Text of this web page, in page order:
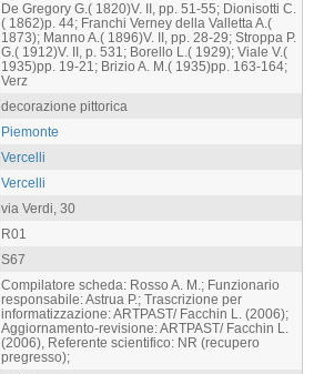
De Gregory G.( 1820)V. II, pp. 51-55; Dionisotti C.
( 1862)p. 44; Franchi Verney della Valletta A.(
1873); Manno A.( 1896)V. II, pp. 28-29; Stroppa P.
G.( 1912)V. II, p. 531; Borello L.( 1929); Viale V.(
1935)pp. 19-21; Brizio A. M.( 1935)pp. 163-164;
Verz
decorazione pittorica
Piemonte
Vercelli
Vercelli
via Verdi, 30
R01
S67
Compilatore scheda: Rosso A. M.; Funzionario
responsabile: Astrua P.; Trascrizione per
informatizzazione: ARTPAST/ Facchin L. (2006);
Aggiornamento-revisione: ARTPAST/ Facchin L.
(2006), Referente scientifico: NR (recupero
pregresso);